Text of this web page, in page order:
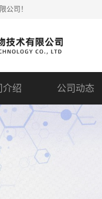
公司！
介绍 公司动态